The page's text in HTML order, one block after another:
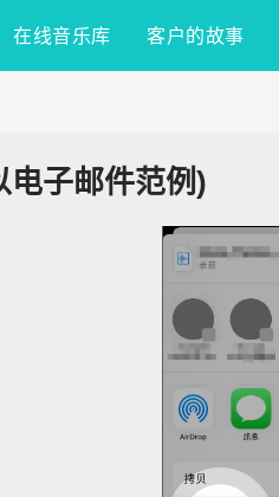
在线音乐库 客户的故事
子邮件范例)